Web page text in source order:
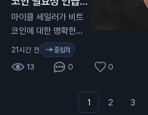
가시켰습니다. 트럼프
의 긍정적인 발언은
비트코인 가격에 긍정
적인 영향을 미칠 수
있습니다. 이는 일반
입 시 코드 "COIN10
1"을 입력하면 혜택을
예측 시장은 일반 투
자자에게 새로운 투자
인공지능과의 거래는
예측의 정확성을 높일
플랫폼인 크립토랭크
(CryptoRank)의 자
료를 바탕으로 합니
다. 최근 몇 달 동안 기
술주 매도와 원자재
장이 불안정해졌습니
다. 이러한 상황은 중
N
마이클 세일러가 비트
코인에 대한 명확한
규제가 필요하지 않다
고 주장했습니다. 그
는 미국이 명확한 규
21시간 전 중립적
13 0 0
1 2 3